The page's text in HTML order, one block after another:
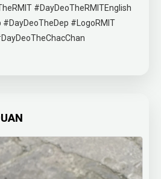
#DayDeoTheRMITEnglish
#LogoRMIT